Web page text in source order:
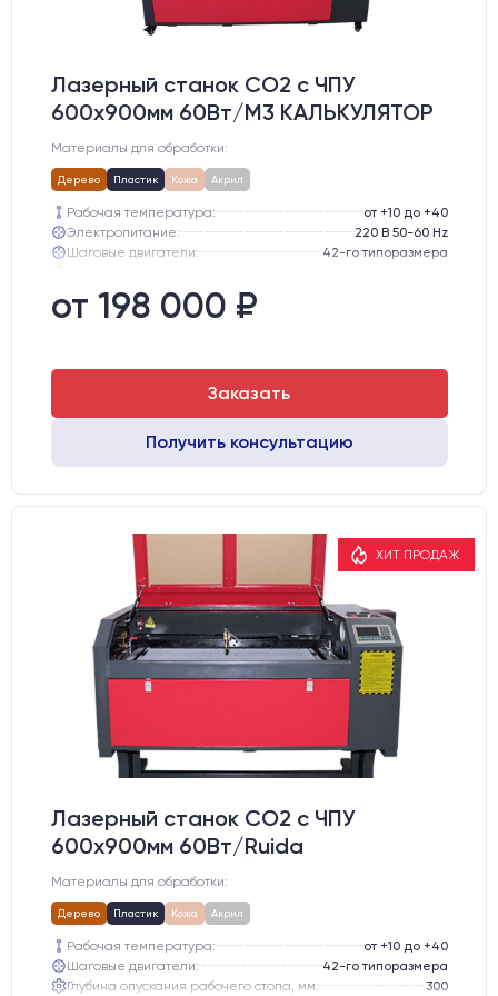
Лазерный станок CO2 c ЧПУ
600х900мм 60Вт/М3 КАЛЬКУЛЯТОР
Материалы для обработки:
Дерево Пластик Кожа Акрил
Рабочая температура:
от +10 до +40
Электропитание:
220 В 50-60 Hz
Шаговые двигатели:
42-го типоразмера
Направляющие оси Y:
Направляющие оси Х:
от 198 000 ₽
Заказать
Получить консультацию
ХИТ ПРОДАЖ
Лазерный станок CO2 c ЧПУ
600х900мм 60Вт/Ruida
Материалы для обработки:
Дерево Пластик Кожа Акрил
Рабочая температура:
от +10 до +40
Шаговые двигатели:
42-го типоразмера
Глубина опускания рабочего стола, мм:
300